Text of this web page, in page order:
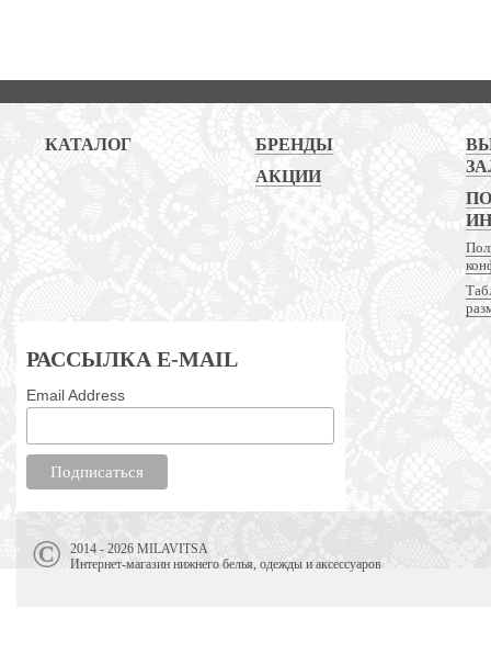
КАТАЛОГ
БРЕНДЫ
АКЦИИ
РАССЫЛКА E-MAIL
Email Address
2014 - 2026 MILAVITSA
Интернет-магазин нижнего белья, одежды и аксессуаров